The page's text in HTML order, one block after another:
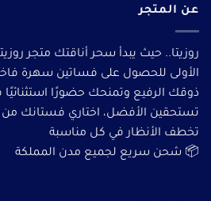
عن المتجر
روزيتا.. حيث يبدأ سحر أناقتك متجر
الأولى للحصول على فساتين سهرة
ذوقك الرفيع وتمنحك حضورًا
تستحقين الأفضل، اختاري فستانك من
تخطف الأنظار في كل مناسبة
📦 شحن سريع لجميع مدن المملكة